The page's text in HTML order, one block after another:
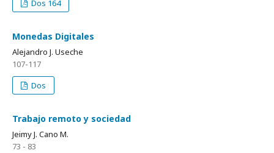
Dos 164
Monedas Digitales
Alejandro J. Useche
107-117
Dos
Trabajo remoto y sociedad
Jeimy J. Cano M.
73 - 83